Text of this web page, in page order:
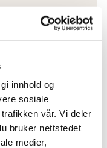
innhold og
sosiale
vår. Vi deler
bruker nettstedet
medier,
BIOM® NATURAL
og komfort.